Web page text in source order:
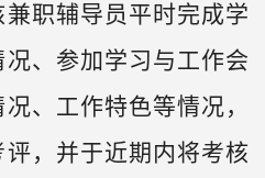
职辅导员平时完成学
、参加学习与工作会
、工作特色等情况，
，并于近期内将考核